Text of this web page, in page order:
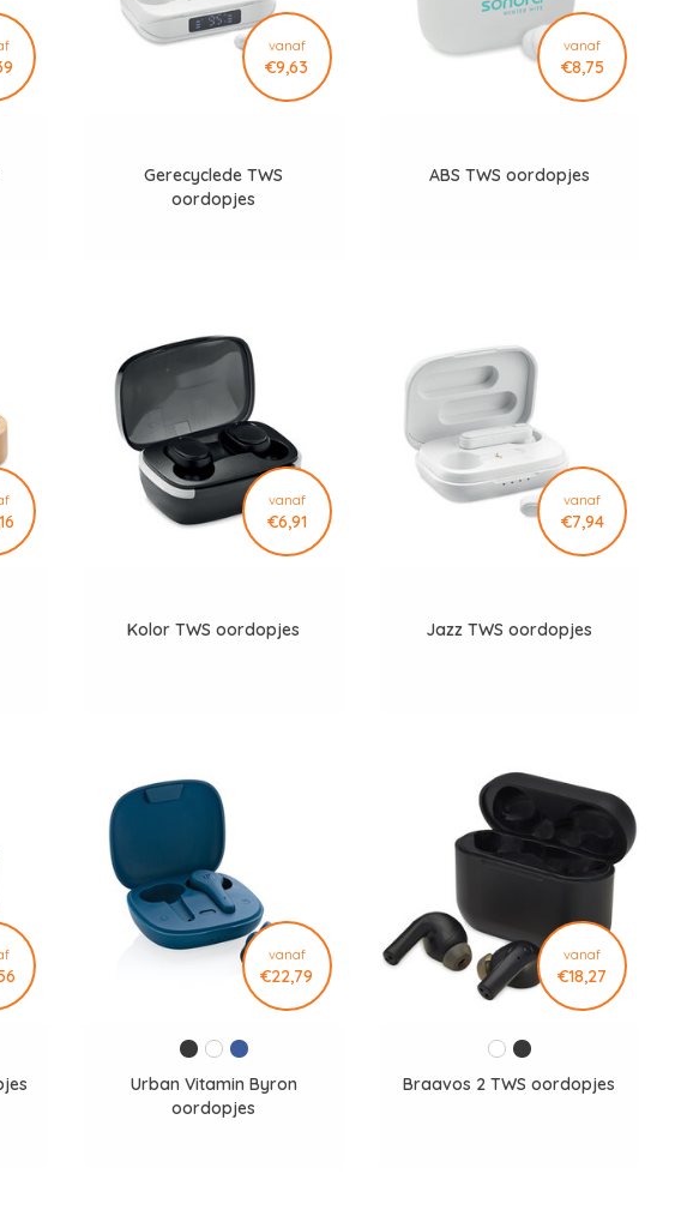
vanaf
€9,63
Gerecyclede TWS
oordopjes
vanaf
€8,75
ABS TWS oordopjes
vanaf
€6,91
Kolor TWS oordopjes
vanaf
€7,94
Jazz TWS oordopjes
vanaf
€22,79
Urban Vitamin Byron
oordopjes
vanaf
€18,27
Braavos 2 TWS oordopjes